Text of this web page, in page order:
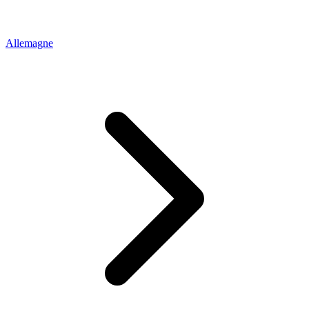
Allemagne